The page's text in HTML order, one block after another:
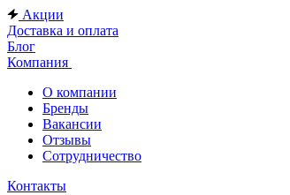
Акции
Доставка и оплата
Блог
Компания
О компании
Бренды
Вакансии
Отзывы
Сотрудничество
Контакты